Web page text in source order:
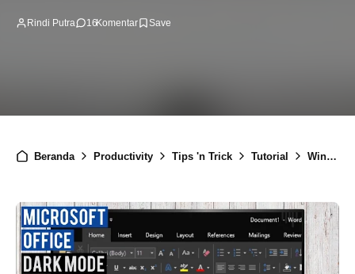
Rindi Putra 16Komentar
Beranda Productivity Tips 'n Trick Tutorial Windows